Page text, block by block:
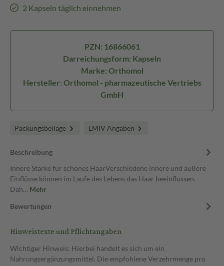
2 Kapseln täglich einnehmen
PZN: 16866061
Darreichungsform: Kapseln
Marke: Orthomol
Hersteller: Orthomol - pharmazeutische Vertriebs
GmbH
Packungsbeilage LMIV Angaben
Beschreibung
Innere Stärke für schönes HaarVerschiedene innere und äußere
Einflüsse können im Laufe des Lebens das Haar beeinflussen.
Dah… Mehr
Bewertungen
Hinweistexte und Pflichtangaben
Wichtiger Hinweis: Hierbei handelt es sich um ein
Nahrungsergänzungsmittel. Die empfohlene Verzehrmenge pro